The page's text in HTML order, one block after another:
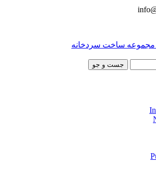
ساخت سردخانه
جست و جو